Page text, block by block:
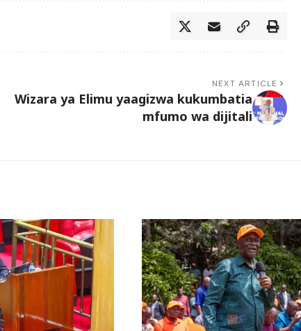
NEXT ARTICLE
Wizara ya Elimu yaagizwa kukumbatia
mfumo wa dijitali